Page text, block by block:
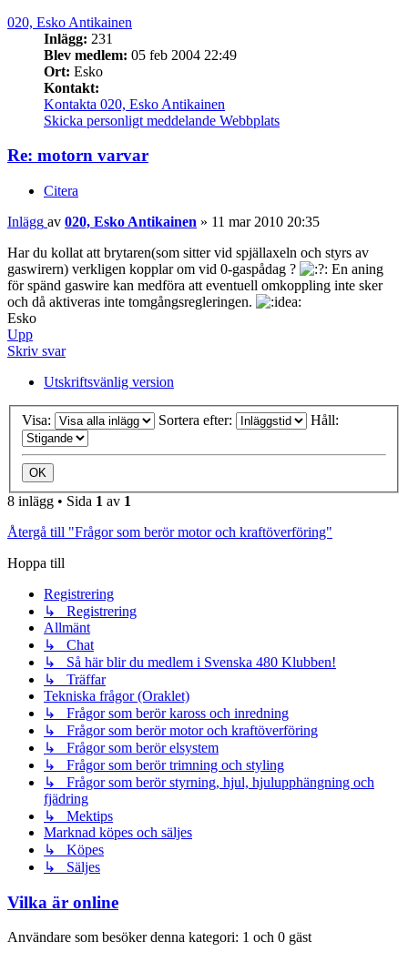
020, Esko Antikainen
Inlägg: 231
Blev medlem: 05 feb 2004 22:49
Ort: Esko
Kontakt:
Kontakta 020, Esko Antikainen
Skicka personligt meddelande Webbplats
Re: motorn varvar
Citera
Inlägg av 020, Esko Antikainen » 11 mar 2010 20:35
Har du kollat att brytaren(som sitter vid spjällaxeln och styrs av
gaswirern) verkligen kopplar om vid 0-gaspådag ?
En aning
för spänd gaswire kan medföra att eventuell omkoppling inte sker
och då aktiveras inte tomgångsregleringen.
Esko
Upp
Skriv svar
Utskriftsvänlig version
Visa: Sortera efter: Håll:
8 inlägg • Sida 1 av 1
Återgå till "Frågor som berör motor och kraftöverföring"
Hoppa till
Registrering
↳ Registrering
Allmänt
↳ Chat
↳ Så här blir du medlem i Svenska 480 Klubben!
↳ Träffar
Tekniska frågor (Oraklet)
↳ Frågor som berör kaross och inredning
↳ Frågor som berör motor och kraftöverföring
↳ Frågor som berör elsystem
↳ Frågor som berör trimning och styling
↳ Frågor som berör styrning, hjul, hjulupphängning och
fjädring
↳ Mektips
Marknad köpes och säljes
↳ Köpes
↳ Säljes
Vilka är online
Användare som besöker denna kategori: 1 och 0 gäst